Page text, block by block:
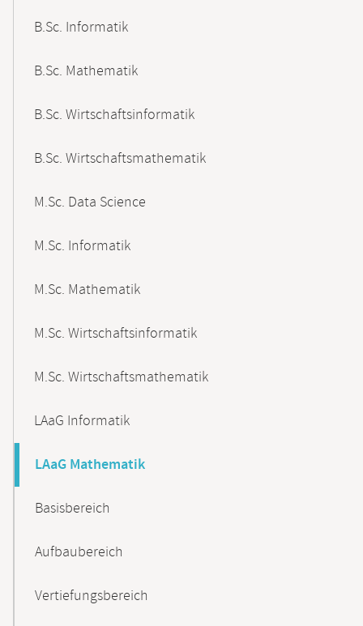
B.Sc. Informatik
B.Sc. Mathematik
B.Sc. Wirtschaftsinformatik
B.Sc. Wirtschaftsmathematik
M.Sc. Data Science
M.Sc. Informatik
M.Sc. Mathematik
M.Sc. Wirtschaftsinformatik
M.Sc. Wirtschaftsmathematik
LAaG Informatik
LAaG Mathematik
Basisbereich
Aufbaubereich
Vertiefungsbereich